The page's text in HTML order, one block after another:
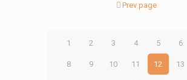
Prev page
1 2 3 4 5 6
8 9 10 11 12 13